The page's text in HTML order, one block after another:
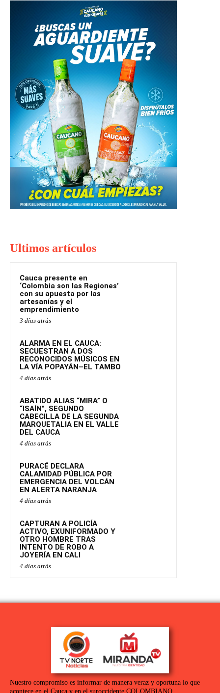
Ultimos artículos
Cauca presente en
‘Colombia son las Regiones’
con su apuesta por las
artesanías y el
emprendimiento
3 días atrás
ALARMA EN EL CAUCA:
SECUESTRAN A DOS
RECONOCIDOS MÚSICOS EN
LA VÍA POPAYÁN–EL TAMBO
4 días atrás
ABATIDO ALIAS “MIRA” O
“ISAÍN”, SEGUNDO
CABECILLA DE LA SEGUNDA
MARQUETALIA EN EL VALLE
DEL CAUCA
4 días atrás
PURACÉ DECLARA
CALAMIDAD PÚBLICA POR
EMERGENCIA DEL VOLCÁN
EN ALERTA NARANJA
4 días atrás
CAPTURAN A POLICÍA
ACTIVO, EXUNIFORMADO Y
OTRO HOMBRE TRAS
INTENTO DE ROBO A
JOYERÍA EN CALI
4 días atrás
Nuestro compromiso es informar de manera veraz y oportuna lo que
acontece en el Cauca y en el suroccidente COLOMBIANO.